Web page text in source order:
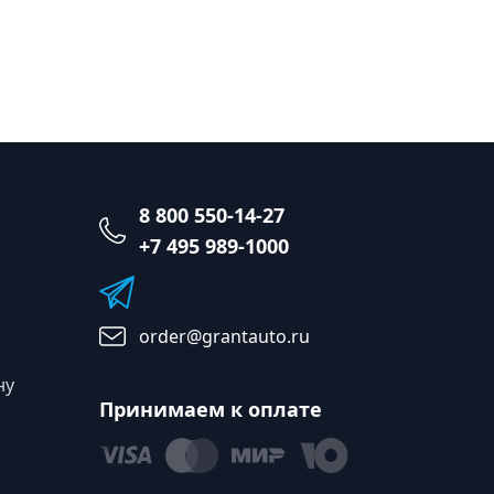
8 800 550-14-27
+7 495 989-1000
order@grantauto.ru
Принимаем к оплате